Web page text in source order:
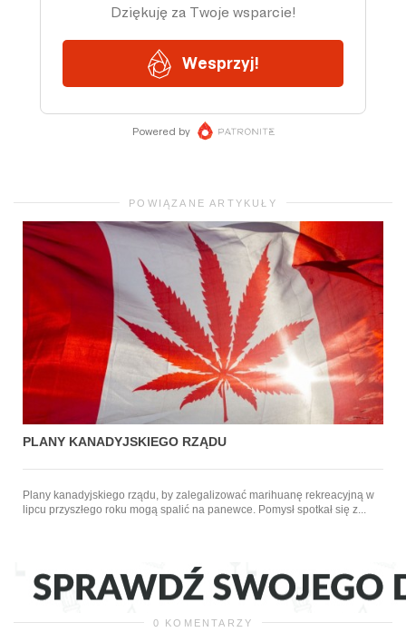
POWIĄZANE ARTYKUŁY
PLANY KANADYJSKIEGO RZĄDU
Plany kanadyjskiego rządu, by zalegalizować marihuanę rekreacyjną w
lipcu przyszłego roku mogą spalić na panewce. Pomysł spotkał się z...
0 KOMENTARZY